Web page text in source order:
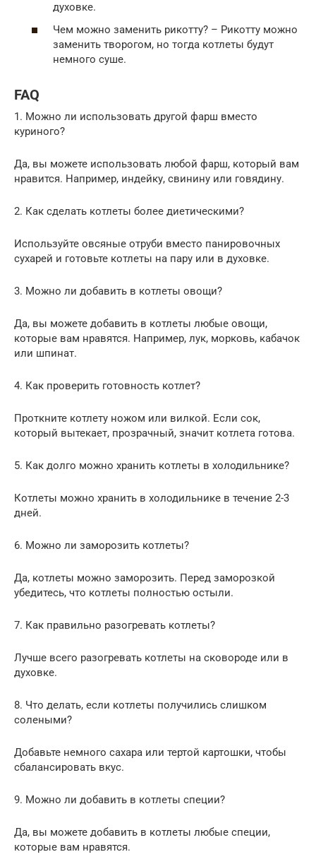
духовке.
Чем можно заменить рикотту? – Рикотту можно
заменить творогом, но тогда котлеты будут
немного суше.
FAQ
1. Можно ли использовать другой фарш вместо
куриного?
Да, вы можете использовать любой фарш, который вам
нравится. Например, индейку, свинину или говядину.
2. Как сделать котлеты более диетическими?
Используйте овсяные отруби вместо панировочных
сухарей и готовьте котлеты на пару или в духовке.
3. Можно ли добавить в котлеты овощи?
Да, вы можете добавить в котлеты любые овощи,
которые вам нравятся. Например, лук, морковь, кабачок
или шпинат.
4. Как проверить готовность котлет?
Проткните котлету ножом или вилкой. Если сок,
который вытекает, прозрачный, значит котлета готова.
5. Как долго можно хранить котлеты в холодильнике?
Котлеты можно хранить в холодильнике в течение 2-3
дней.
6. Можно ли заморозить котлеты?
Да, котлеты можно заморозить. Перед заморозкой
убедитесь, что котлеты полностью остыли.
7. Как правильно разогревать котлеты?
Лучше всего разогревать котлеты на сковороде или в
духовке.
8. Что делать, если котлеты получились слишком
солеными?
Добавьте немного сахара или тертой картошки, чтобы
сбалансировать вкус.
9. Можно ли добавить в котлеты специи?
Да, вы можете добавить в котлеты любые специи,
которые вам нравятся.